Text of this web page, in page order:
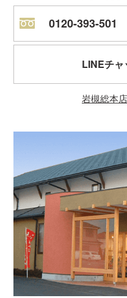
0120-393-501
LINEチャ
岩槻総本